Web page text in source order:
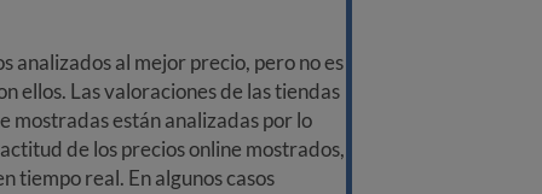
analizados al mejor precio, pero no es
ellos. Las valoraciones de las tiendas
mostradas están analizadas por lo
de los precios online mostrados,
tiempo real. En algunos casos